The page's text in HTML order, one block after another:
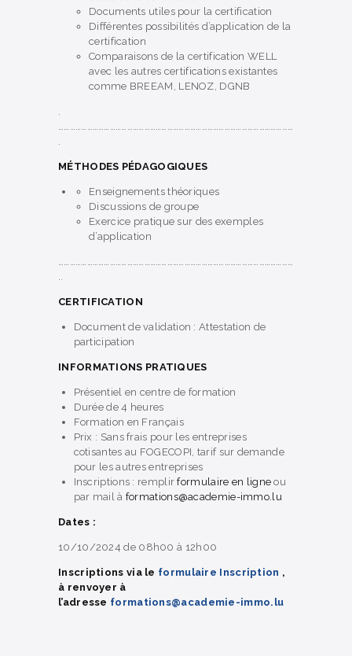
Documents utiles pour la certification
Différentes possibilités d’application de la
certification
Comparaisons de la certification WELL
avec les autres certifications existantes
comme BREEAM, LENOZ, DGNB
.
……………………………………………………………………………………………………………
.
MÉTHODES PÉDAGOGIQUES
Enseignements théoriques
Discussions de groupe
Exercice pratique sur des exemples
d’application
……………………………………………………………………………………………………………
..
CERTIFICATION
Document de validation : Attestation de
participation
INFORMATIONS PRATIQUES
Présentiel en centre de formation
Durée de 4 heures
Formation en Français
Prix : Sans frais pour les entreprises
cotisantes au FOGECOPI, tarif sur demande
pour les autres entreprises
Inscriptions : remplirformulaire en ligne ou
par mail à formations@academie-immo.lu
Dates :
10/10/2024 de 08h00 à 12h00
Inscriptions via le formulaire Inscription ,
à renvoyer à
l’adresse formations@academie-immo.lu